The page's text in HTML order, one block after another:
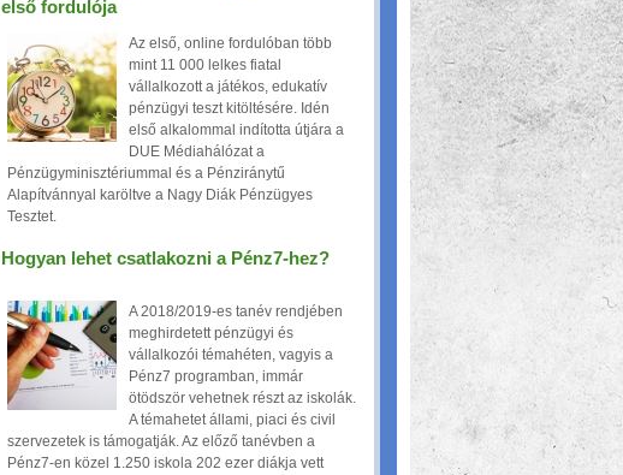
első fordulója
Az első, online fordulóban több
mint 11 000 lelkes fiatal
vállalkozott a játékos, edukatív
pénzügyi teszt kitöltésére. Idén
első alkalommal indította útjára a
DUE Médiahálózat a
Pénzügyminisztériummal és a Pénziránytű
Alapítvánnyal karöltve a Nagy Diák Pénzügyes
Tesztet.
Hogyan lehet csatlakozni a Pénz7-hez?
A 2018/2019-es tanév rendjében
meghirdetett pénzügyi és
vállalkozói témahéten, vagyis a
Pénz7 programban, immár
ötödször vehetnek részt az iskolák.
A témahetet állami, piaci és civil
szervezetek is támogatják. Az előző tanévben a
Pénz7-en közel 1.250 iskola 202 ezer diákja vett